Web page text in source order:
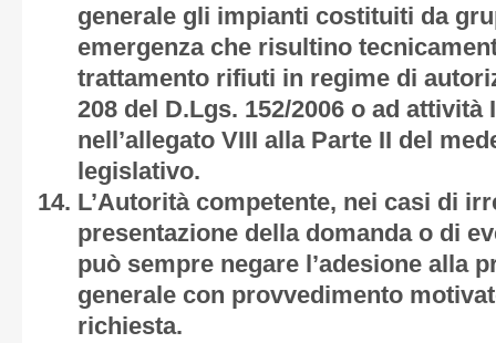
generale gli impianti costituiti da
emergenza che risultino
trattamento rifiuti in regime di
208 del D.Lgs. 152/2006 o ad attività
nell’allegato VIII alla Parte II del
legislativo.
L’Autorità competente, nei casi di
presentazione della domanda o di
può sempre negare l’adesione alla
generale con provvedimento
richiesta.